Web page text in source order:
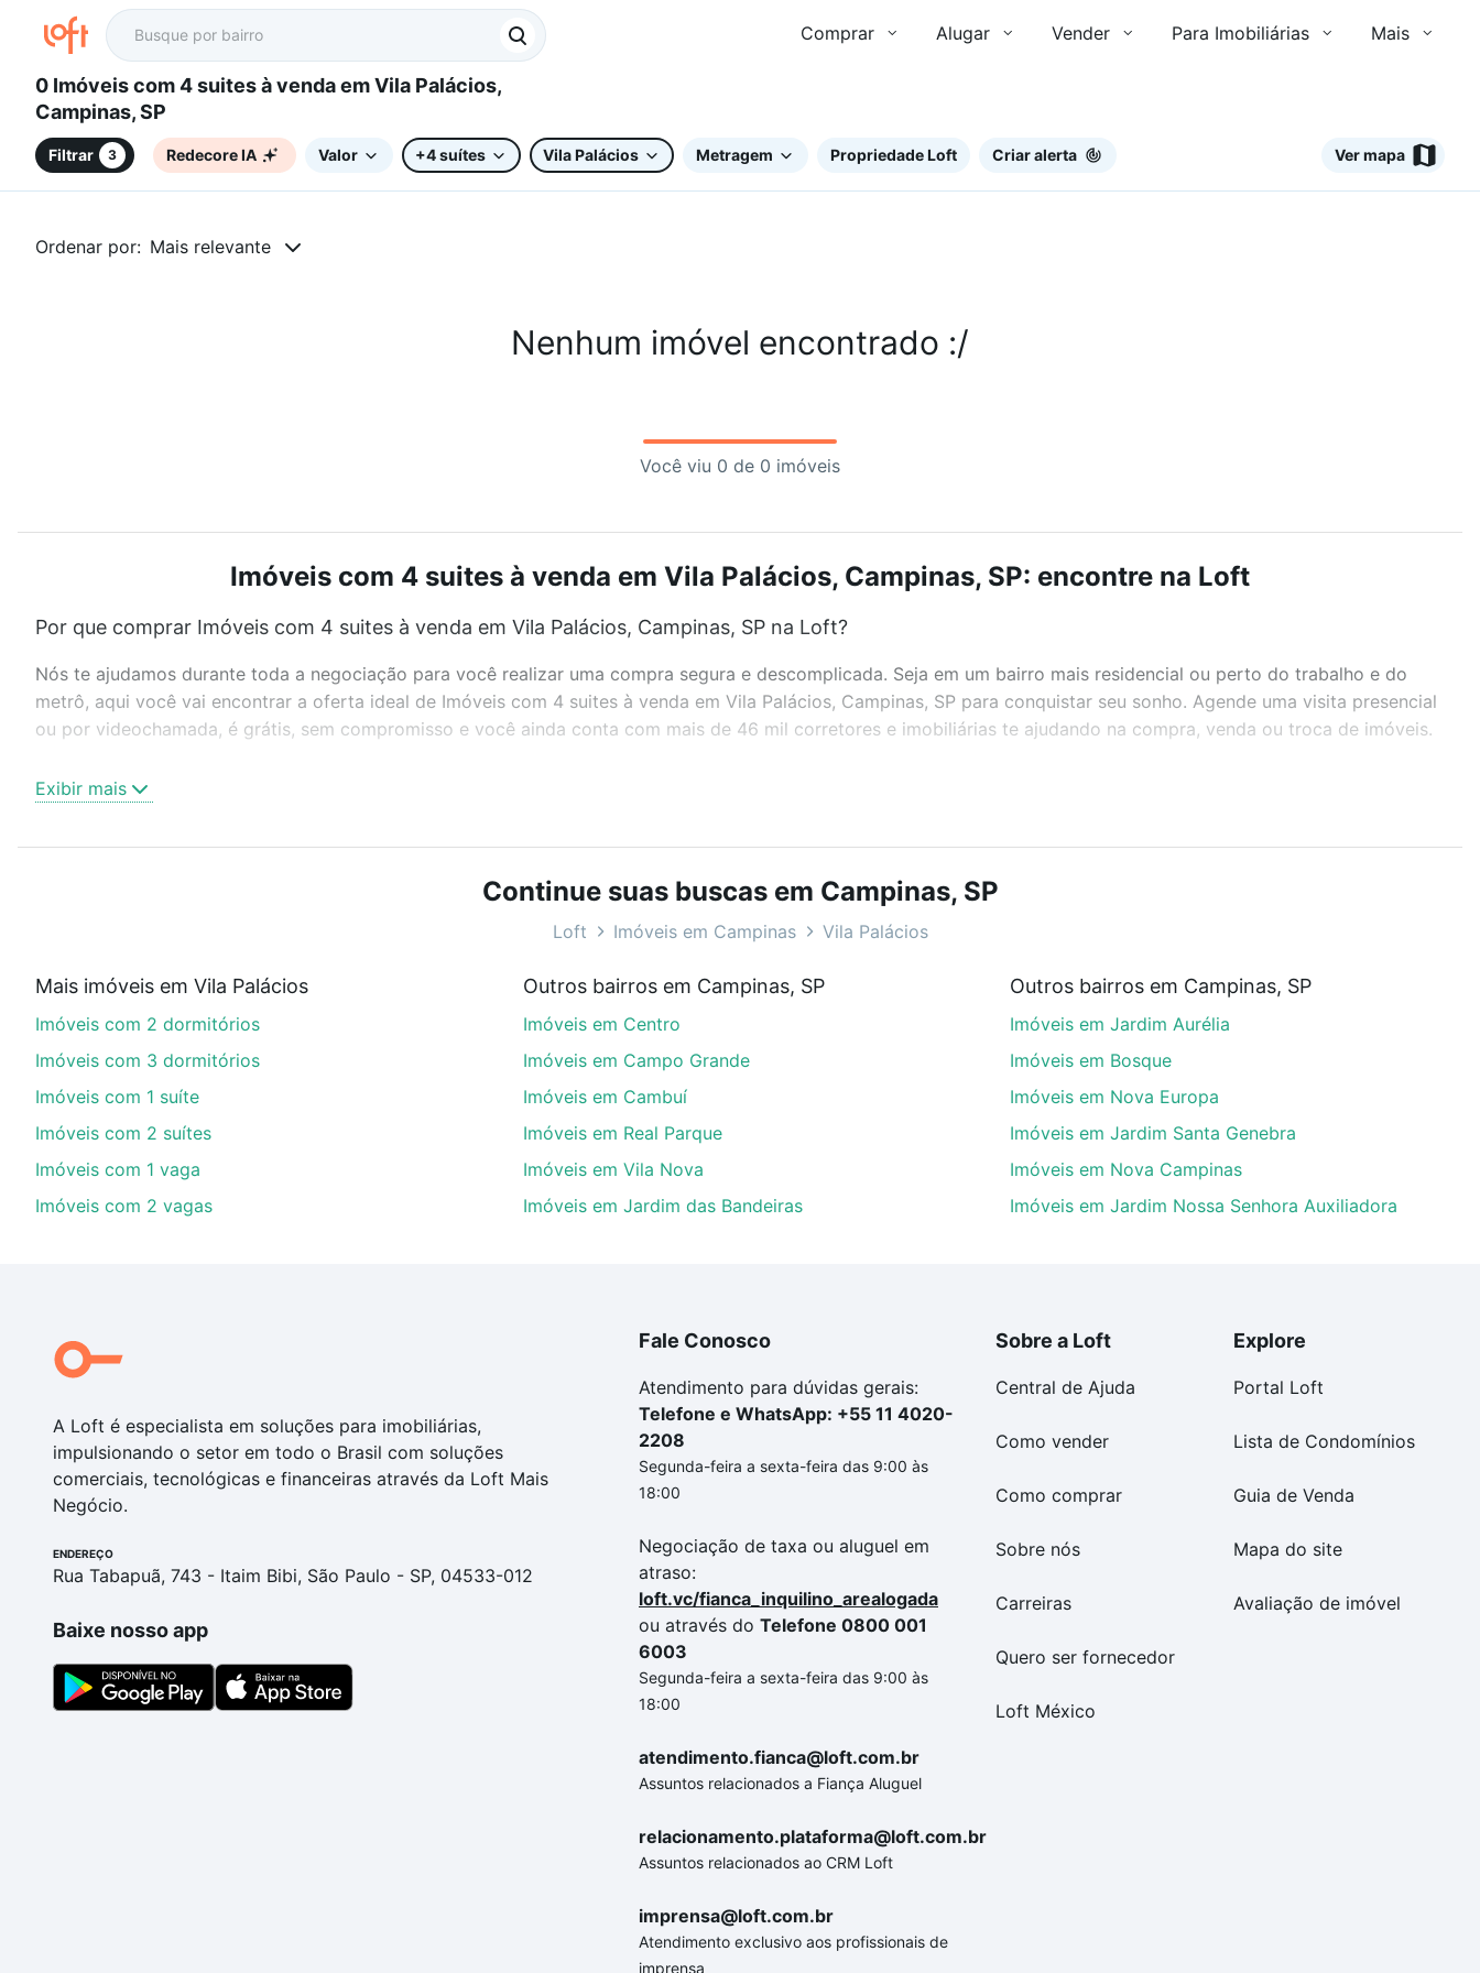
Comprar Alugar Vender Para Imobiliárias Mais
0 Imóveis com 4 suites à venda em Vila Palácios,
Campinas, SP
Filtrar 3 Redecore IA Valor +4 suítes Vila Palácios Metragem Propriedade Loft Criar alerta Ver mapa
Ordenar por: Mais relevante
Nenhum imóvel encontrado :/
Você viu 0 de 0 imóveis
Imóveis com 4 suites à venda em Vila Palácios, Campinas, SP: encontre na Loft
Por que comprar Imóveis com 4 suites à venda em Vila Palácios, Campinas, SP na Loft?
Nós te ajudamos durante toda a negociação para você realizar uma compra segura e descomplicada. Seja em um bairro mais residencial ou perto do trabalho e do
metrô, aqui você vai encontrar a oferta ideal de Imóveis com 4 suites à venda em Vila Palácios, Campinas, SP para conquistar seu sonho. Agende uma visita presencial
ou por videochamada, é grátis, sem compromisso e você ainda conta com mais de 46 mil corretores e imobiliárias te ajudando na compra, venda ou troca de imóveis.
ou sem vaga de garagem para combinar perfeitamente com o preço, metragem e comodidades, como piscina, academia, salão de festas ou área verde e encontrar
Imóveis com 4 suites à venda em Vila Palácios, Campinas, SP ideal para você na Loft.
Qual o preço de Imóveis com 4 suites à venda em Vila Palácios, Campinas, SP?
Aqui na Loft temos a oferta ideal para você, com Imóveis com 4 suites à venda em Vila Palácios, Campinas, SP que custam a partir de R$ 0 e com nossas opções de
financiamento imobiliário as parcelas podem se adequar ao seu orçamento. Se ainda tem alguma dúvida dos custos envolvidos no processo de compra, veja em nosso
portal quanto custa comprar um apartamento e conte com a gente para comprar o imóvel dos seus sonhos com segurança e conforto. Loft, com você até as chaves.
Exibir mais
Continue suas buscas em Campinas, SP
Loft Imóveis em Campinas Vila Palácios
Mais imóveis em Vila Palácios
Imóveis com 2 dormitórios
Imóveis com 3 dormitórios
Imóveis com 1 suíte
Imóveis com 2 suítes
Imóveis com 1 vaga
Imóveis com 2 vagas
Outros bairros em Campinas, SP
Imóveis em Centro
Imóveis em Campo Grande
Imóveis em Cambuí
Imóveis em Real Parque
Imóveis em Vila Nova
Imóveis em Jardim das Bandeiras
Outros bairros em Campinas, SP
Imóveis em Jardim Aurélia
Imóveis em Bosque
Imóveis em Nova Europa
Imóveis em Jardim Santa Genebra
Imóveis em Nova Campinas
Imóveis em Jardim Nossa Senhora Auxiliadora
A Loft é especialista em soluções para imobiliárias,
impulsionando o setor em todo o Brasil com soluções
comerciais, tecnológicas e financeiras através da Loft Mais
Negócio.
ENDEREÇO
Rua Tabapuã, 743 - Itaim Bibi, São Paulo - SP, 04533-012
Baixe nosso app
Fale Conosco
Atendimento para dúvidas gerais:
Telefone e WhatsApp: +55 11 4020-
2208
Segunda-feira a sexta-feira das 9:00 às
18:00
Negociação de taxa ou aluguel em
atraso:
loft.vc/fianca_inquilino_arealogada
ou através do Telefone 0800 001
6003
Segunda-feira a sexta-feira das 9:00 às
18:00
atendimento.fianca@loft.com.br
Assuntos relacionados a Fiança Aluguel
relacionamento.plataforma@loft.com.br
Assuntos relacionados ao CRM Loft
imprensa@loft.com.br
Atendimento exclusivo aos profissionais de
imprensa
Sobre a Loft
Central de Ajuda
Como vender
Como comprar
Sobre nós
Carreiras
Quero ser fornecedor
Loft México
Explore
Portal Loft
Lista de Condomínios
Guia de Venda
Mapa do site
Avaliação de imóvel